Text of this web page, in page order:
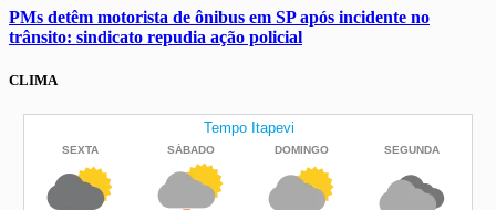
PMs detêm motorista de ônibus em SP após incidente no
trânsito: sindicato repudia ação policial
CLIMA